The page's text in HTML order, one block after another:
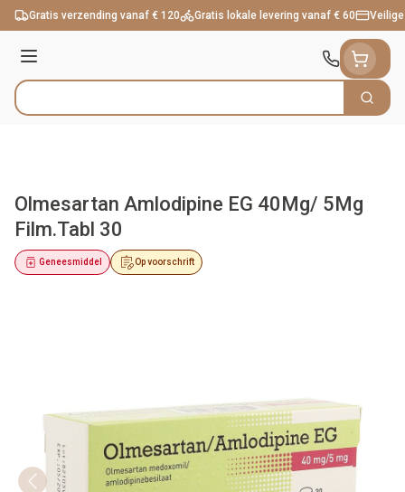
Ga naar de inhoud
Gratis verzending vanaf € 120 Gratis lokale levering vanaf € 60
Menu
Product, merk, categorie... Zoek
Olmesartan Amlodipine EG 40Mg/ 5Mg
Film.Tabl 30
Op voorschrift
Geneesmiddel